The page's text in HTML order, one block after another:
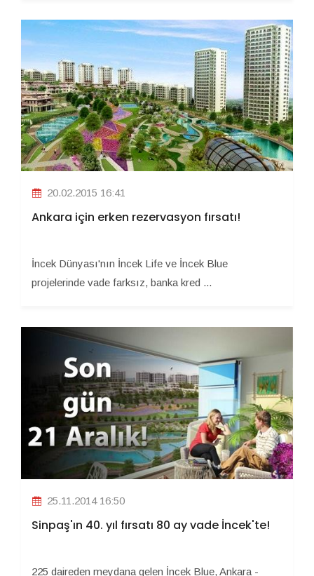
20.02.2015 16:41
Ankara için erken rezervasyon fırsatı!
İncek Dünyası'nın İncek Life ve İncek Blue
projelerinde vade farksız, banka kred ...
25.11.2014 16:50
Sinpaş'ın 40. yıl fırsatı 80 ay vade İncek'te!
225 daireden meydana gelen İncek Blue, Ankara -